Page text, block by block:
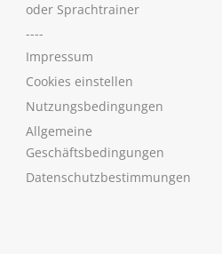
oder Sprachtrainer
----
Impressum
Cookies einstellen
Nutzungsbedingungen
Allgemeine
Geschäftsbedingungen
Datenschutzbestimmungen